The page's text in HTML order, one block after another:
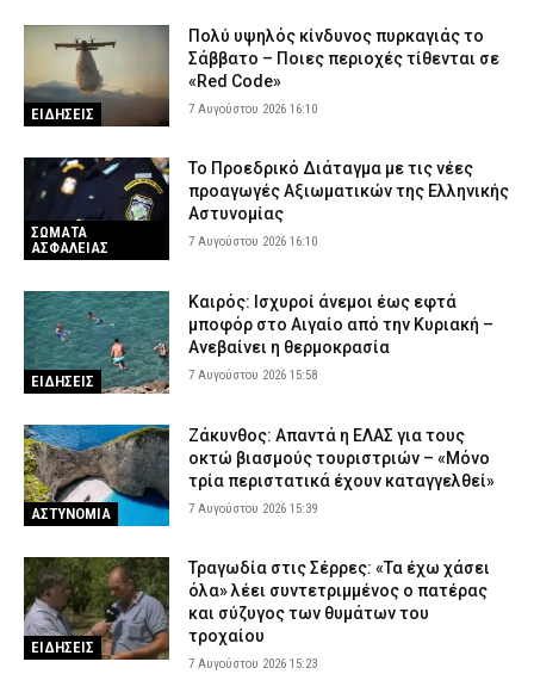
ΕΙΔΗΣΕΙΣ
Πολύ υψηλός κίνδυνος πυρκαγιάς το
Σάββατο – Ποιες περιοχές τίθενται σε
«Red Code»
7 Αυγούστου 2026 16:10
ΣΩΜΑΤΑ
ΑΣΦΑΛΕΙΑΣ
Το Προεδρικό Διάταγμα με τις νέες
προαγωγές Αξιωματικών της Ελληνικής
Αστυνομίας
7 Αυγούστου 2026 16:10
ΕΙΔΗΣΕΙΣ
Καιρός: Ισχυροί άνεμοι έως εφτά
μποφόρ στο Αιγαίο από την Κυριακή –
Ανεβαίνει η θερμοκρασία
7 Αυγούστου 2026 15:58
ΑΣΤΥΝΟΜΙΑ
Ζάκυνθος: Απαντά η ΕΛΑΣ για τους
οκτώ βιασμούς τουριστριών – «Μόνο
τρία περιστατικά έχουν καταγγελθεί»
7 Αυγούστου 2026 15:39
ΕΙΔΗΣΕΙΣ
Τραγωδία στις Σέρρες: «Τα έχω χάσει
όλα» λέει συντετριμμένος ο πατέρας
και σύζυγος των θυμάτων του
τροχαίου
7 Αυγούστου 2026 15:23